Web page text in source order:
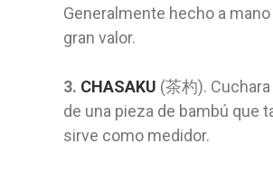
Generalmente hecho a mano
gran valor.
3. CHASAKU (茶杓).
de una pieza de bambú que
sirve como medidor.